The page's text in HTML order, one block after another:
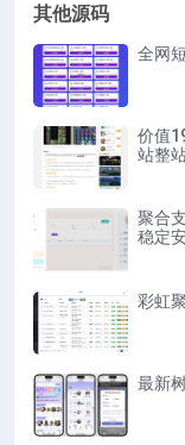
其他源码
全网
价值
站整
聚合
稳定
彩虹
最新